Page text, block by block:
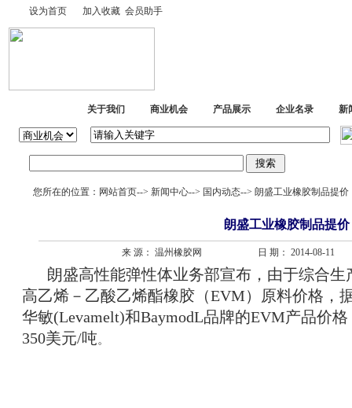
设为首页 加入收藏 会员助手
关于我们 商业机会 产品展示 企业名录 新
您所在的位置： 网站首页--> 新闻中心--> 国内动态--> 朗盛工业橡胶制品提价
朗盛工业橡胶制品提价
来 源： 温州橡胶网 日 期： 2014-08-11
朗盛高性能弹性体业务部宣布，由于综合生
高乙烯－乙酸乙烯酯橡胶（EVM）原料价格，
华敏(Levamelt)和BaymodL品牌的EVM产品价
350美元/吨。